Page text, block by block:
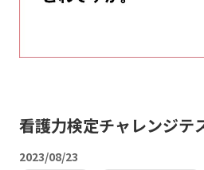
看護力検定チャレンジテ
2023/08/23